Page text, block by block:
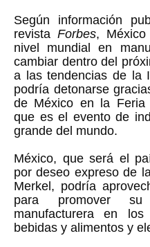
Según información
revistaForbes,
nivel mundial en
cambiar dentro del
a las tendencias de la
podría detonarse
de México en la Feria
que es el evento de
grande del mundo.
México, que será el
por deseo expreso de
Merkel, podría
para promover su
manufacturera en
bebidas y alimentos y